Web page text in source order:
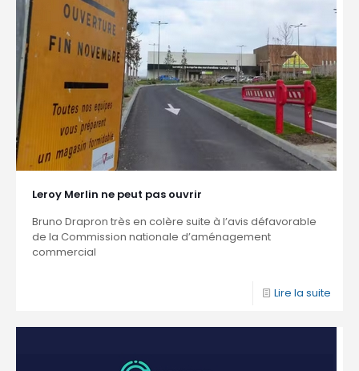
Leroy Merlin ne peut pas ouvrir
Bruno Drapron très en colère suite à l’avis défavorable
de la Commission nationale d’aménagement
commercial
Lire la suite